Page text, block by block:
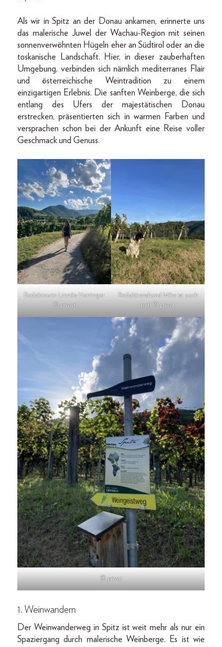
Als wir in Spitz an der Donau ankamen, erinnerte uns
das malerische Juwel der Wachau-Region mit seinen
sonnenverwöhnten Hügeln eher an Südtirol oder an die
toskanische Landschaft. Hier, in dieser zauberhaften
Umgebung, verbinden sich nämlich mediterranes Flair
und österreichische Weintradition zu einem
einzigartigen Erlebnis. Die sanften Weinberge, die sich
entlang des Ufers der majestätischen Donau
erstrecken, präsentierten sich in warmen Farben und
versprachen schon bei der Ankunft eine Reise voller
Geschmack und Genuss.
Redakteurin Linnéa Harringer
© privat
Redaktionshund Mika ist auch
mit! © privat
© privat
1. Weinwandern
Der Weinwanderweg in Spitz ist weit mehr als nur ein
Spaziergang durch malerische Weinberge. Es ist wie